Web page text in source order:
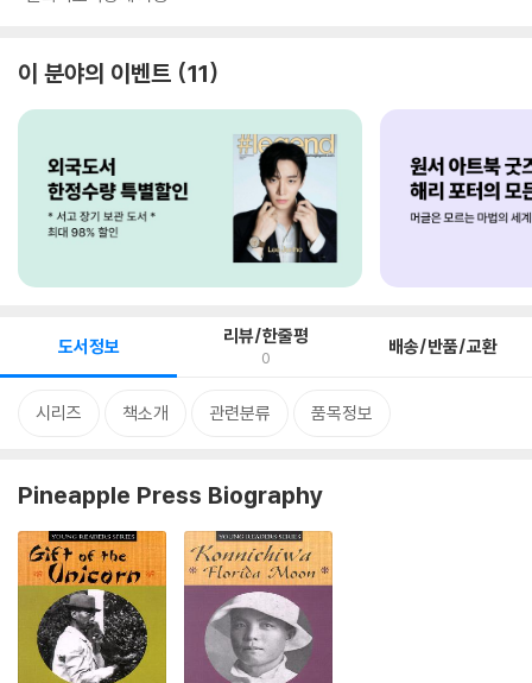
이 분야의 이벤트 11
도서정보 리뷰/한줄평
0 배송/반품/교환
시리즈 책소개 관련분류 품목정보
Pineapple Press Biography